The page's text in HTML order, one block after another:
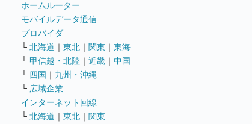
ホームルーター
モバイルデータ通信
プロバイダ
└ 北海道 ｜ 東北 ｜ 関東 ｜ 東海
└ 甲信越・北陸 ｜ 近畿 ｜ 中国
└ 四国 ｜ 九州・沖縄
└ 広域企業
インターネット回線
└ 北海道 ｜ 東北 ｜ 関東